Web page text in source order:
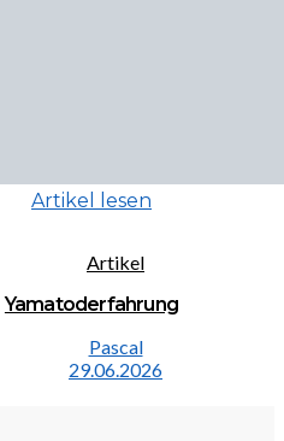
Artikel lesen
Artikel
Yamatoderfahrung
Pascal
29.06.2026